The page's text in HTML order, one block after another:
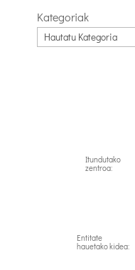
Kategoriak
Itundutako
zentroa:
Entitate
hauetako kidea: